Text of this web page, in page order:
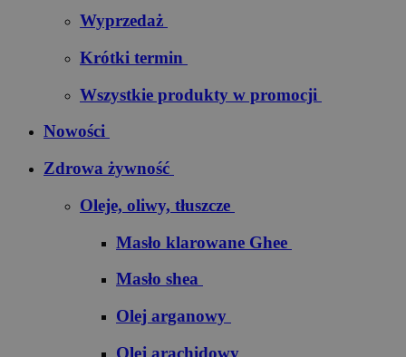
Wyprzedaż
Krótki termin
Wszystkie produkty w promocji
Nowości
Zdrowa żywność
Oleje, oliwy, tłuszcze
Masło klarowane Ghee
Masło shea
Olej arganowy
Olej arachidowy